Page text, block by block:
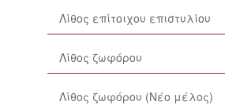
Λίθος επίτοιχου επιστυλίου
Λίθος ζωφόρου
Λίθος ζωφόρου (Νέο μέλος)